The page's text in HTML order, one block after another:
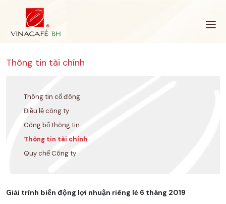
Thông tin tài chính
Thông tin cổ đông
Điều lệ công ty
Công bố thông tin
Thông tin tài chính
Quy chế Công ty
Giải trình biến động lợi nhuận riêng lẻ 6 tháng 2019